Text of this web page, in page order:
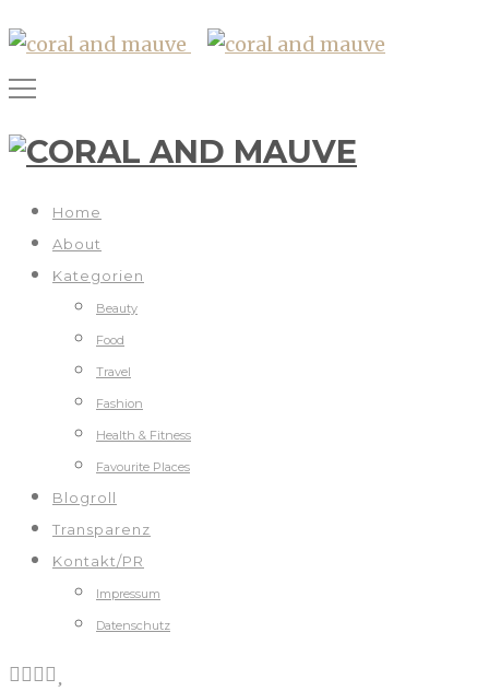
Home
About
Kategorien
Beauty
Food
Travel
Fashion
Health & Fitness
Favourite Places
Blogroll
Transparenz
Kontakt/PR
Impressum
Datenschutz